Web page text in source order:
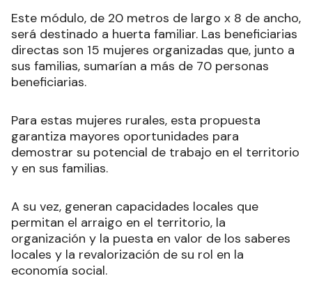
Este módulo, de 20 metros de largo x 8 de ancho,
será destinado a huerta familiar. Las beneficiarias
directas son 15 mujeres organizadas que, junto a
sus familias, sumarían a más de 70 personas
beneficiarias.
Para estas mujeres rurales, esta propuesta
garantiza mayores oportunidades para
demostrar su potencial de trabajo en el territorio
y en sus familias.
A su vez, generan capacidades locales que
permitan el arraigo en el territorio, la
organización y la puesta en valor de los saberes
locales y la revalorización de su rol en la
economía social.